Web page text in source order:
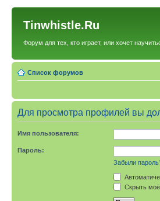
Tinwhistle.Ru
Форум для тех, кто играет, или хочет
Список форумов
Для просмотра профилей вы
Имя пользователя:
Пароль:
Забыли
Скрыть моё